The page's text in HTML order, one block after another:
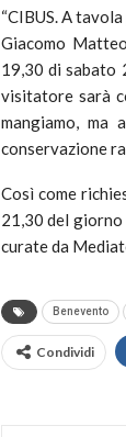
“CIBUS. A
Giacomo
19,30 di sabato
visitatore sarà
mangiamo, ma
conservazione
Così come
21,30 del
curate da
Benevento
Condividi